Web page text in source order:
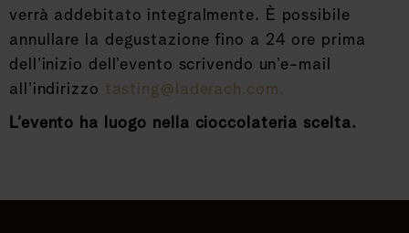
verrà addebitato integralmente. È possibile
annullare la degustazione fino a 24 ore prima
dell’inizio dell’evento scrivendo un’e-mail
all’indirizzo tasting@laderach.com.
L’evento ha luogo nella cioccolateria scelta.